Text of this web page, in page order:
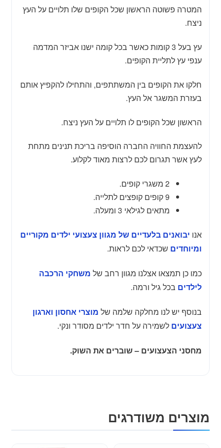
המטרה פשוטה הראשון שכל הקופים שלו תלויים על העץ
ניצח.
עץ בעל 3 קומות כאשר בכל קומה ישנו אביזר המדמה
ענפי עץ לתליית הקופים.
חלקו את הקופים בין המשתתפים, והתחילו להקפיץ אותם
בעזרת המשגר אל העץ.
הראשון שכל הקופים לו תלויים על העץ ניצח.
להעצמת החוויה החברה הוסיפה בריכת תנינים מתחת
לעץ אשר תגרום לכם לרצות מאוד לקלוע.
2 משגרי קופים.
9 קופים קופצים לתלייה.
מתאים לגילאי 3 ומעלה.
אנו יבואנים בלעדיים של מגוון צעצועי ילדים מקוריים
ומיוחדים שכדאי לכם לראות.
כמו כן תמצאו אצלנו מגוון רחב של משחקי הרכבה
לילדים בכל גיל ורמה.
בנוסף יש לנו מחלקה שלמה של מוצרי אחסון וארגון
צעצועים לשמירה על חדר ילדים מסודר ונקי.
מחסני הצעצועים – שוברים את השוק.
מוצרים משודרגים